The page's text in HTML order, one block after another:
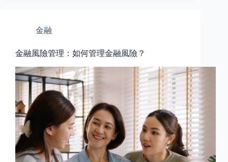
金融
金融風險管理：如何管理金融風險？